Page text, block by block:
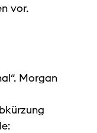
vor.
Morgan